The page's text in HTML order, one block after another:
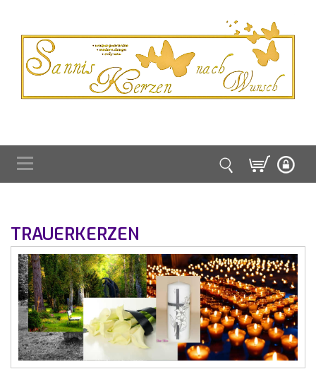
TRAUERKERZEN